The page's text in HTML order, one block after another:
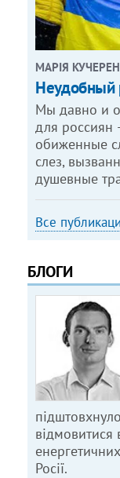
МАРІЯ
​Неудобный
Мы давно и
для россиян
обиженные
слез,
душевные
Все
БЛОГИ
Росії.